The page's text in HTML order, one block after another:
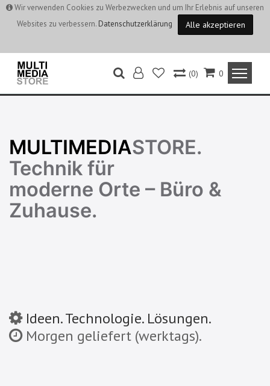
Wir verwenden Cookies zu Werbezwecken und um Ihr Erlebnis auf unseren
Websites zu verbessern. Datenschutzerklärung Alle akzeptieren
0
(0)
MULTIMEDIASTORE.
Technik für
moderne Orte – Büro &
Zuhause.
Ideen. Technologie. Lösungen.
Morgen geliefert (werktags).